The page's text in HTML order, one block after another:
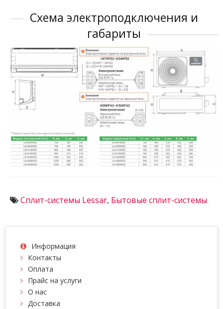
Схема электроподключения и
габариты
Сплит-системы Lessar, Бытовые сплит-системы
Информация
Контакты
Оплата
Прайс на услуги
О нас
Доставка